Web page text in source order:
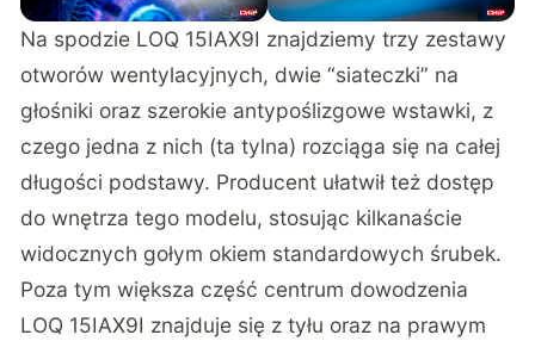
Na spodzie LOQ 15IAX9I znajdziemy trzy zestawy
otworów wentylacyjnych, dwie “siateczki” na
głośniki oraz szerokie antypoślizgowe wstawki, z
czego jedna z nich (ta tylna) rozciąga się na całej
długości podstawy. Producent ułatwił też dostęp
do wnętrza tego modelu, stosując kilkanaście
widocznych gołym okiem standardowych śrubek.
Poza tym większa część centrum dowodzenia
LOQ 15IAX9I znajduje się z tyłu oraz na prawym